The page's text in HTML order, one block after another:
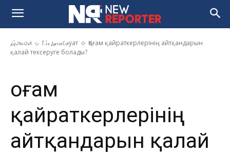
Домой Медиасауат
Қоғам қайраткерлерінің айтқандарын
қалай тексеруге болады?
Қоғам қайраткерлерінің
айтқандарын қалай тексеруге
болады?
Қоғам
қайраткерлерінің
айтқандарын қалай